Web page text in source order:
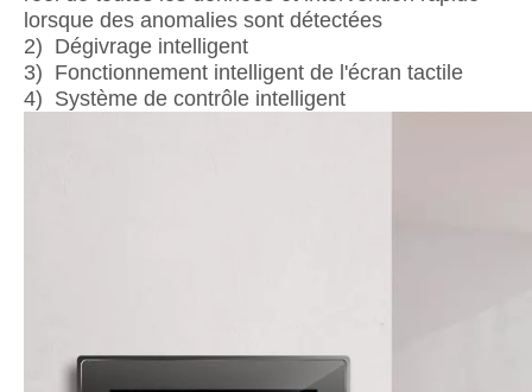
lorsque des anomalies sont détectées
2) Dégivrage intelligent
3) Fonctionnement intelligent de l'écran tactile
4) Système de contrôle intelligent